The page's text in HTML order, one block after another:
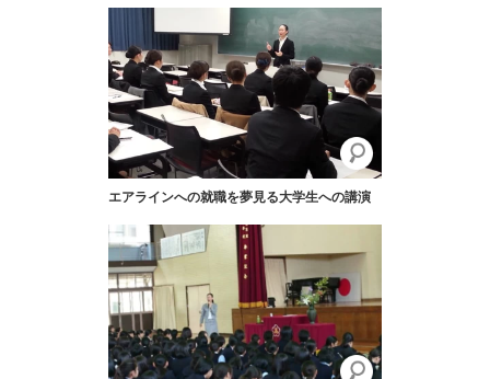
エアラインへの就職を夢見る大学生への講演